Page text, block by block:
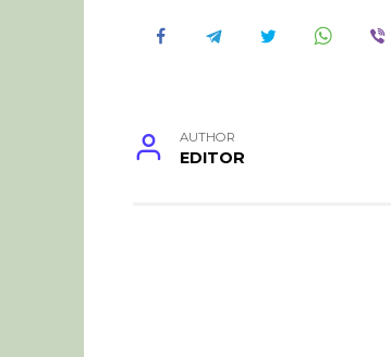
AUTHOR
EDITOR